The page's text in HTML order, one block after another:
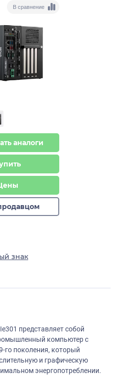
В сравнение
аналоги
знак
представляет собой
компьютер с
го поколения, который
и графическую
энергопотреблении.